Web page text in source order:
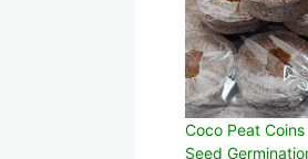
Coco Peat
Seed